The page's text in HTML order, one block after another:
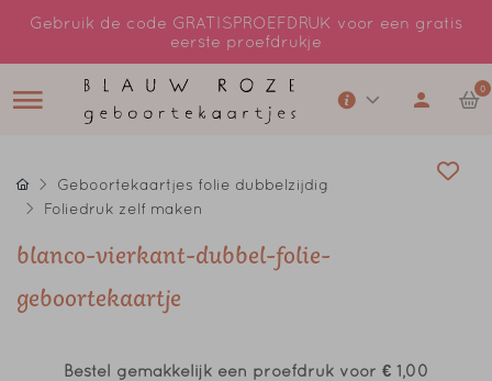
Gebruik de code GRATISPROEFDRUK voor een gratis
eerste proefdrukje
0
Geboortekaartjes folie dubbelzijdig
Foliedruk zelf maken
blanco-vierkant-dubbel-folie-
geboortekaartje
Bestel gemakkelijk een proefdruk voor € 1,00